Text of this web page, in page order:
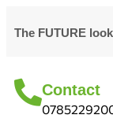
The FUTURE
Contact